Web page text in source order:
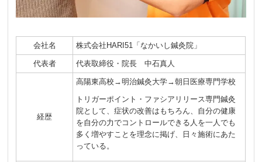
会社名 株式会社HARI51「なかいし鍼灸院」
代表者 代表取締役・院長 中石真人
経歴
高陽東高校→明治鍼灸大学→朝日医療専門学校
トリガーポイント・ファシアリリース専門鍼灸
院として、症状の改善はもちろん、自分の健康
を自分の力でコントロールできる人を一人でも
多く増やすことを理念に掲げ、日々施術にあた
っている。